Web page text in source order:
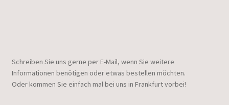
Schreiben Sie uns gerne per E-Mail, wenn Sie weitere
Informationen benötigen oder etwas bestellen möchten.
Oder kommen Sie einfach mal bei uns in Frankfurt vorbei!